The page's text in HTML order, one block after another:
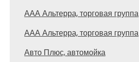
ААА Альтерра, торговая группа
ААА Альтерра, торговая группа
Авто Плюс, автомойка